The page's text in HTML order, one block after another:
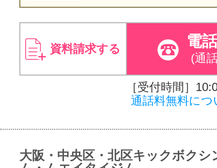
資料請求する 電
(通
［受付時間］
通話料無料につ
大阪・中央区・北区キックボクシ